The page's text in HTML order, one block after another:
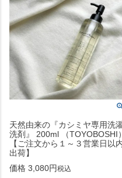
天然由来の『カシミヤ専用洗
洗剤』 200ml （TOYOBOSHI）
【ご注文から１～３営業日以
出荷】
価格 3,080 税込